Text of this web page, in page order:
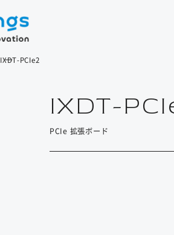
IXDT-PCIe2
IXDT-
PCIe 拡張ボード